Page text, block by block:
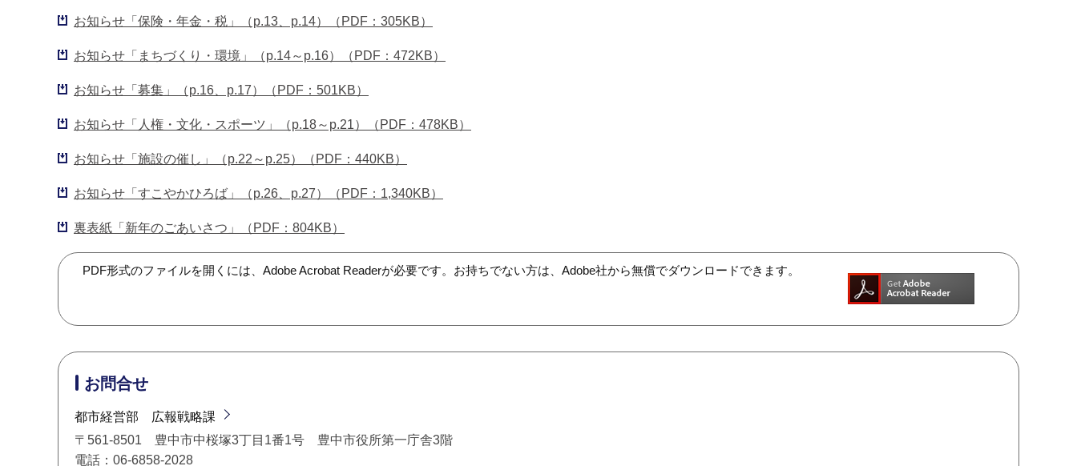
お知らせ「保険・年金・税」（p.13、p.14）（PDF：305KB）
お知らせ「まちづくり・環境」（p.14～p.16）（PDF：472KB）
お知らせ「募集」（p.16、p.17）（PDF：501KB）
お知らせ「人権・文化・スポーツ」（p.18～p.21）（PDF：478KB）
お知らせ「施設の催し」（p.22～p.25）（PDF：440KB）
お知らせ「すこやかひろば」（p.26、p.27）（PDF：1,340KB）
裏表紙「新年のごあいさつ」（PDF：804KB）
PDF形式のファイルを開くには、Adobe Acrobat Readerが必要です。お持ちでない方は、Adobe社から無償でダウンロードできます。
お問合せ
都市経営部 広報戦略課
〒561-8501 豊中市中桜塚3丁目1番1号 豊中市役所第一庁舎3階
電話：06-6858-2028